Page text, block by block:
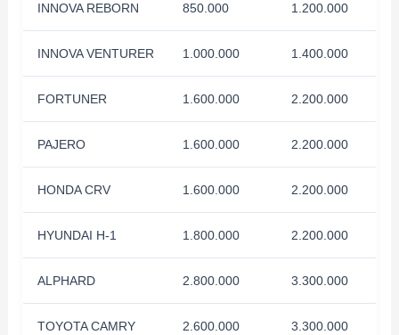
INNOVA REBORN 850.000 1.200.000
INNOVA VENTURER 1.000.000 1.400.000
FORTUNER 1.600.000 2.200.000
PAJERO 1.600.000 2.200.000
HONDA CRV 1.600.000 2.200.000
HYUNDAI H-1 1.800.000 2.200.000
ALPHARD 2.800.000 3.300.000
TOYOTA CAMRY 2.600.000 3.300.000